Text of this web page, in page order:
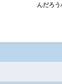
んだろ